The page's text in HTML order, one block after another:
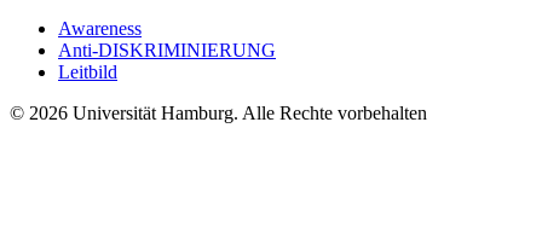
Awareness
Anti-DISKRIMINIERUNG
Leitbild
© 2026 Universität Hamburg. Alle Rechte vorbehalten